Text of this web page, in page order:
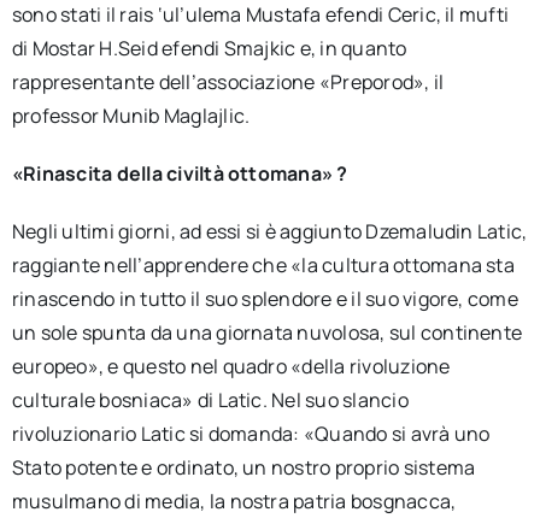
sono stati il rais ‘ul’ulema Mustafa efendi Ceric, il mufti
di Mostar H.Seid efendi Smajkic e, in quanto
rappresentante dell’associazione «Preporod», il
professor Munib Maglajlic.
«Rinascita della civiltà ottomana» ?
Negli ultimi giorni, ad essi si è aggiunto Dzemaludin Latic,
raggiante nell’apprendere che «la cultura ottomana sta
rinascendo in tutto il suo splendore e il suo vigore, come
un sole spunta da una giornata nuvolosa, sul continente
europeo», e questo nel quadro «della rivoluzione
culturale bosniaca» di Latic. Nel suo slancio
rivoluzionario Latic si domanda: «Quando si avrà uno
Stato potente e ordinato, un nostro proprio sistema
musulmano di media, la nostra patria bosgnacca,